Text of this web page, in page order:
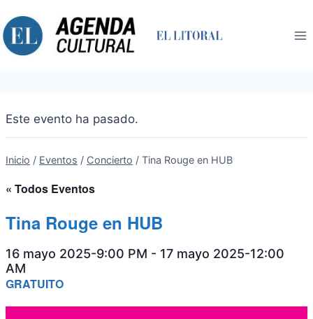
al
contenido
Este evento ha pasado.
Inicio / Eventos / Concierto / Tina Rouge en HUB
« Todos Eventos
Tina Rouge en HUB
16 mayo 2025-9:00 PM - 17 mayo 2025-12:00
AM
GRATUITO